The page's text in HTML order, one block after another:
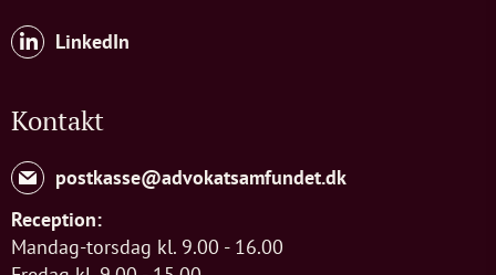
LinkedIn
Kontakt
postkasse@advokatsamfundet.dk
Reception:
Mandag-torsdag kl. 9.00 - 16.00